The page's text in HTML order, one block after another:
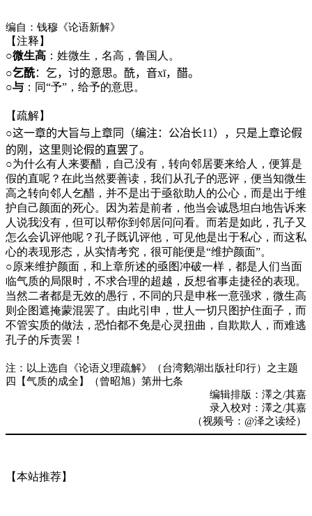
编自：钱穆《论语新解》
【注释】
○微生高 ：姓微生，名高，鲁国人。
○乞酰：乞，讨的意思。酰，音xī，醋。
○与 ：同“予”，给予的意思。
【疏解】
○这一章的大旨与上章同（编注：公冶长11 ），只是上章论假
的刚，这里则论假的直罢了。
○为什么有人来要醋，自己没有，转向邻居要来给人，便算是
假的直呢？在此当然要善读，我们从孔子的恶评，便当知微生
高之转向邻人乞醋，并不是出于亟欲助人的公心，而是出于维
护自己颜面的死心。因为若是前者，他当会诚恳坦白地告诉来
人说我没有，但可以帮你到邻居问问看。而若是如此，孔子又
怎么会讥评他呢？孔子既讥评他，可见他是出于私心，而这私
心的表现形态，从实情考究，很可能便是“维护颜面”。
○原来维护颜面，和上章所述的亟图冲破一样，都是人们当面
临气质的局限时，不求合理的超越，反想省事走捷径的表现。
当然二者都是无效的愚行，不同的只是申枨一意强求，微生高
则企图遮掩蒙混罢了。由此引申，世人一切只图护住面子，而
不管实质的做法，恐怕都不免是心灵扭曲，自欺欺人，而难逃
孔子的斥责罢！
注：以上选自《论语义理疏解》（台湾鹅湖出版社印行）之主题
四【气质的成全】（曾昭旭）第卅七条
编辑排版：澤之/其嘉
录入校对：澤之/其嘉
（视频号：@泽之读经）
【本站推荐】